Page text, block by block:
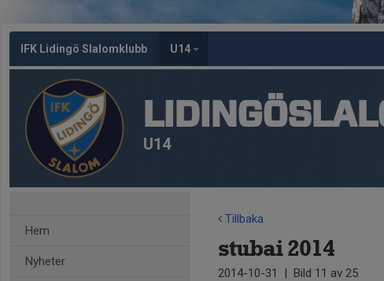
IFK Lidingö Slalomklubb U14
U14
Hem
Nyheter
Tillbaka
stubai 2014
2014-10-31 | Bild 11 av 25